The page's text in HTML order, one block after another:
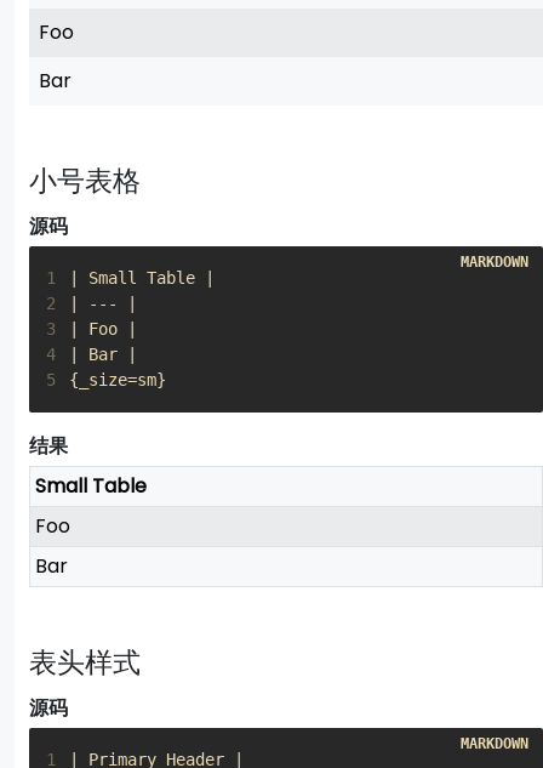
Foo
Bar
小号表格
源码
1
2
3
4
5
{_size=sm}
结果
Small Table
Foo
Bar
表头样式
源码
1